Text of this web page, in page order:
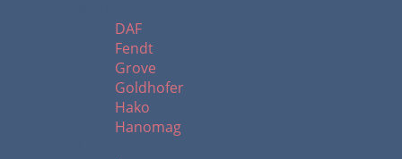
DAF
Fendt
Grove
Goldhofer
Hako
Hanomag